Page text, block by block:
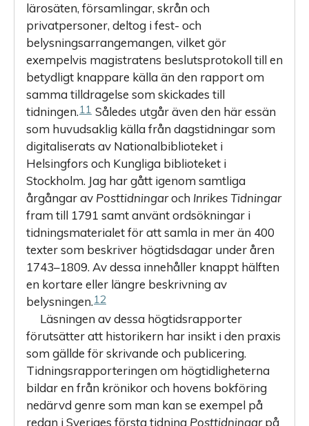
lärosäten, församlingar, skrån och
privatpersoner, deltog i fest- och
belysningsarrangemangen, vilket gör
exempelvis magistratens beslutsprotokoll till en
betydligt knappare källa än den rapport om
samma tilldragelse som skickades till
tidningen.11 Således utgår även den här essän
som huvudsaklig källa från dagstidningar som
digitaliserats av Nationalbiblioteket i
Helsingfors och Kungliga biblioteket i
Stockholm. Jag har gått igenom samtliga
årgångar av Posttidningaroch Inrikes Tidningar
fram till 1791 samt använt ordsökningar i
tidningsmaterialet för att samla in mer än 400
texter som beskriver högtidsdagar under åren
1743–1809. Av dessa innehåller knappt hälften
en kortare eller längre beskrivning av
belysningen.12
Läsningen av dessa högtidsrapporter
förutsätter att historikern har insikt i den praxis
som gällde för skrivande och publicering.
Tidningsrapporte­ringen om högtidligheterna
bildar en från krönikor och hovens bokföring
nedärvd genre som man kan se exempel på
redan i Sveriges första tidning Posttidningarpå